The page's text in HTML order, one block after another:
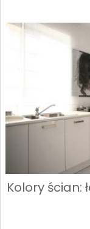
Kolory ścian: